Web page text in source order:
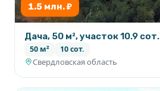
1.5 млн. ₽
Дача, 50 м², участок 10.9 сот.
50 м² 10 сот.
Свердловская область